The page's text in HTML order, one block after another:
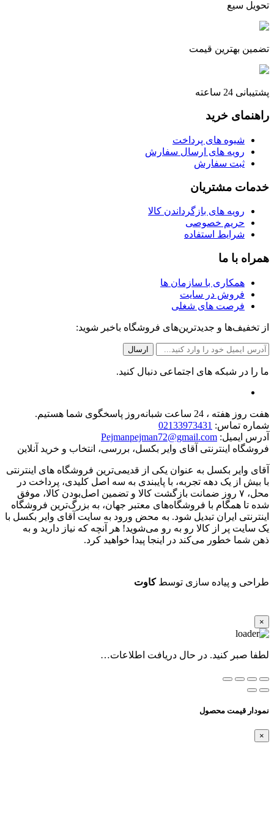
تحویل سیع
تضمین بهترین قیمت
پشتیبانی 24 ساعته
راهنمای خرید
شیوه های پرداخت
رویه های ارسال سفارش
ثبت سفارش
خدمات مشتریان
رویه های بازگرداندن کالا
حریم خصوصی
شرایط استفاده
همراه با ما
همکاری با سازمان ها
فروش در سایت
فرصت های شغلی
از تخفیف‌ها و جدیدترین‌های فروشگاه باخبر شوید:
ما را در شبکه های اجتماعی دنبال کنید.
هفت روز هفته ، 24 ساعت شبانه‌روز پاسخگوی شما هستیم.
شماره تماس: 02133973431
آدرس ایمیل: Pejmanpejman72@gmail.com
فروشگاه اینترنتی آقای وایر بکسل، بررسی، انتخاب و خرید آنلاین
آقای وایر بکسل به عنوان یکی از قدیمی‌ترین فروشگاه های اینترنتی
با بیش از یک دهه تجربه، با پایبندی به سه اصل کلیدی، پرداخت در
محل، ۷ روز ضمانت بازگشت کالا و تضمین اصل‌بودن کالا، موفق
شده تا همگام با فروشگاه‌های معتبر جهان، به بزرگ‌ترین فروشگاه
اینترنتی ایران تبدیل شود. به محض ورود به سایت آقای وایر بکسل با
یک سایت پر از کالا رو به رو می‌شوید! هر آنچه که نیاز دارید و به
ذهن شما خطور می‌کند در اینجا پیدا خواهید کرد.
طراحی و پیاده سازی توسطکاوت
×
لطفا صبر کنید. در حال دریافت اطلاعات…
نمودار قیمت محصول
×